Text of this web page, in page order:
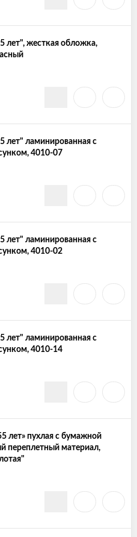
лет", жесткая обложка,
лет" ламинированная с
4010-07
лет" ламинированная с
4010-02
лет" ламинированная с
4010-14
лет» пухлая с бумажной
переплетный материал,